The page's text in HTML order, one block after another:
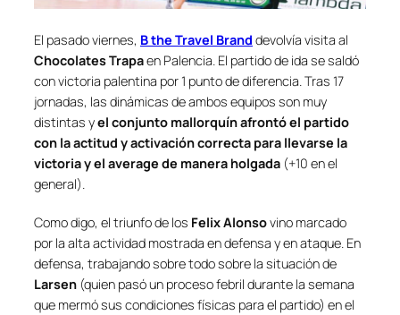
El pasado viernes, B the Travel Brand devolvía visita al
Chocolates Trapaen Palencia. El partido de ida se saldó
con victoria palentina por 1 punto de diferencia. Tras 17
jornadas, las dinámicas de ambos equipos son muy
distintas yel conjunto mallorquín afrontó el partido
con la actitud y activación correcta para llevarse la
victoria y el average de manera holgada (+10 en el
general).
Como digo, el triunfo de los Felix Alonsovino marcado
por la alta actividad mostrada en defensa y en ataque. En
defensa, trabajando sobre todo sobre la situación de
Larsen (quien pasó un proceso febril durante la semana
que mermó sus condiciones físicas para el partido) en el